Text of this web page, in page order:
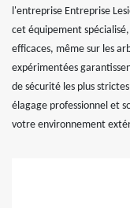
l'entreprise Entreprise
cet équipement
efficaces, même sur les
expérimentées
de sécurité les plus
élagage professionnel et
votre environnement